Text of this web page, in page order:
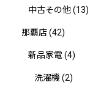
中古その他(13)
那覇店(42)
新品家電(4)
洗濯機 (2)